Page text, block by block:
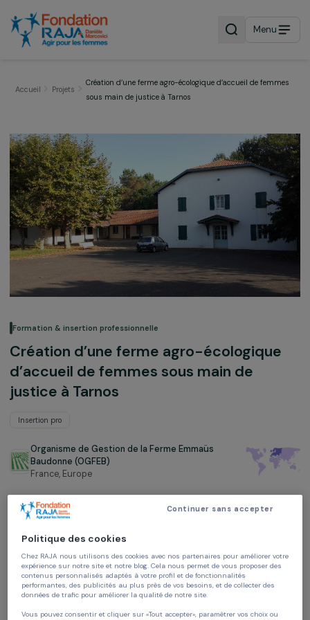
Menu
Création d’une ferme agro-écologique d’accueil de
Formation & insertion professionnelle
Création d’une ferme agro-
d’accueil de femmes sous main de
Insertion pro
Organisme de Gestion de la Ferme Emmaüs
Baudonne (OGFEB)
Projet soutenu en 2019 : Agir pour les femmes
Politique des cookies
Chez RAJA nous utilisons des cookies avec nos partenaires pour améliorer
Continuer sans accepter